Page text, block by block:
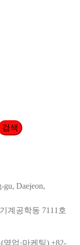
검색
gu, Daejeon,
계공학동 7111호
영업·마케팅) +82-